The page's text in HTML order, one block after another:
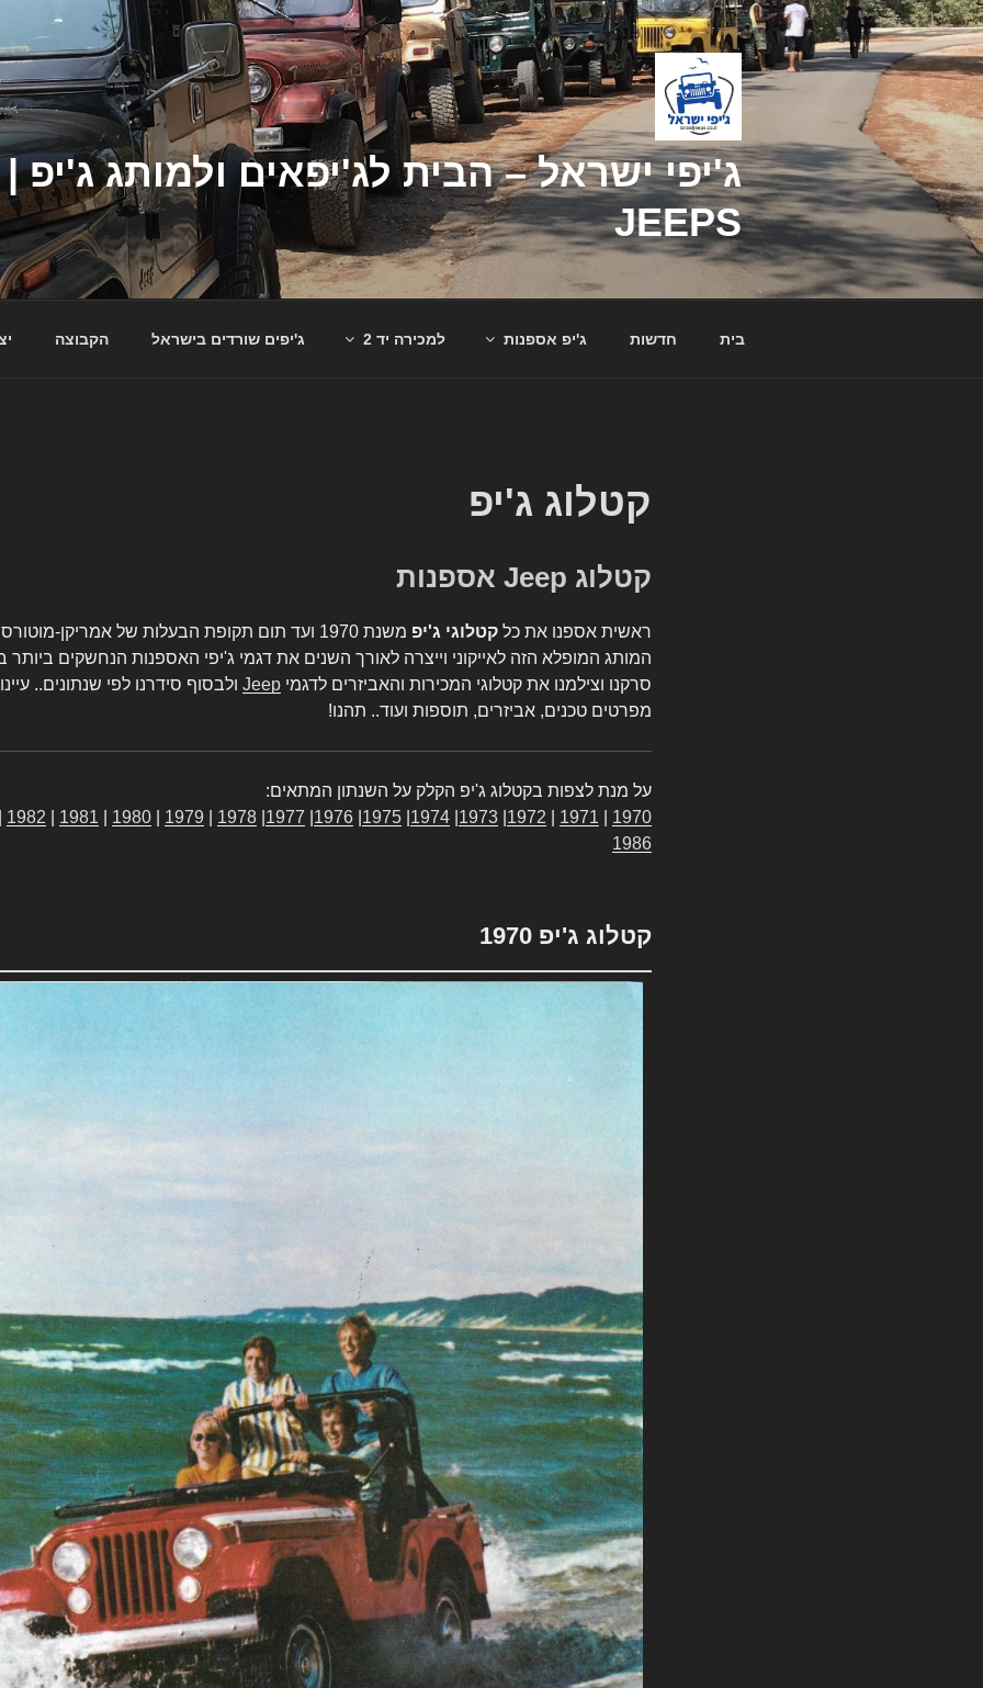
דילוג
לתוכן
JEEPS
בית חדשות ג'יפ אספנות למכירה יד 2 ג'יפים שורדים בישראל הקבוצה
קטלוג ג'יפ
קטלוג Jeep אספנות
ראשית אספנו את כל קטלוגי ג'יפ
משנת 1970 ועד תום תקופת הבעלות של אמריקן-
המותג המופלא הזה לאייקוני וייצרה לאורך השנים את דגמי ג'יפי האספנות הנחשקים
סרקנו וצילמנו את קטלוגי המכירות והאביזרים לדגמי Jeep ולבסוף סידרנו לפי שנתונים..
מפרטים טכנים, אביזרים, תוספות ועוד.. תהנו!
על מנת לצפות בקטלוג ג'יפ הקלק על השנתון המתאים:
1970
1971
1972
1973
1974
1975
1976
1977
1978
1979
1980
1981
1982
1986
קטלוג ג'יפ 1970